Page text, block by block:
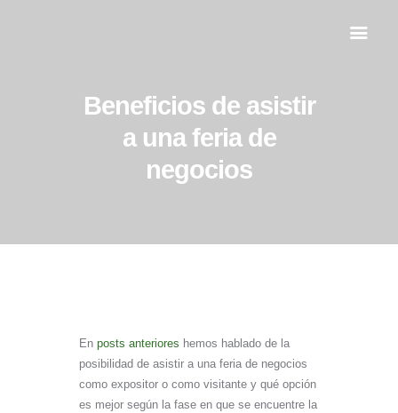
Beneficios de asistir
a una feria de
negocios
Inicio
Servicios
En posts anteriores hemos hablado de la
posibilidad de asistir a una feria de negocios
como expositor o como visitante y qué opción
es mejor según la fase en que se encuentre la